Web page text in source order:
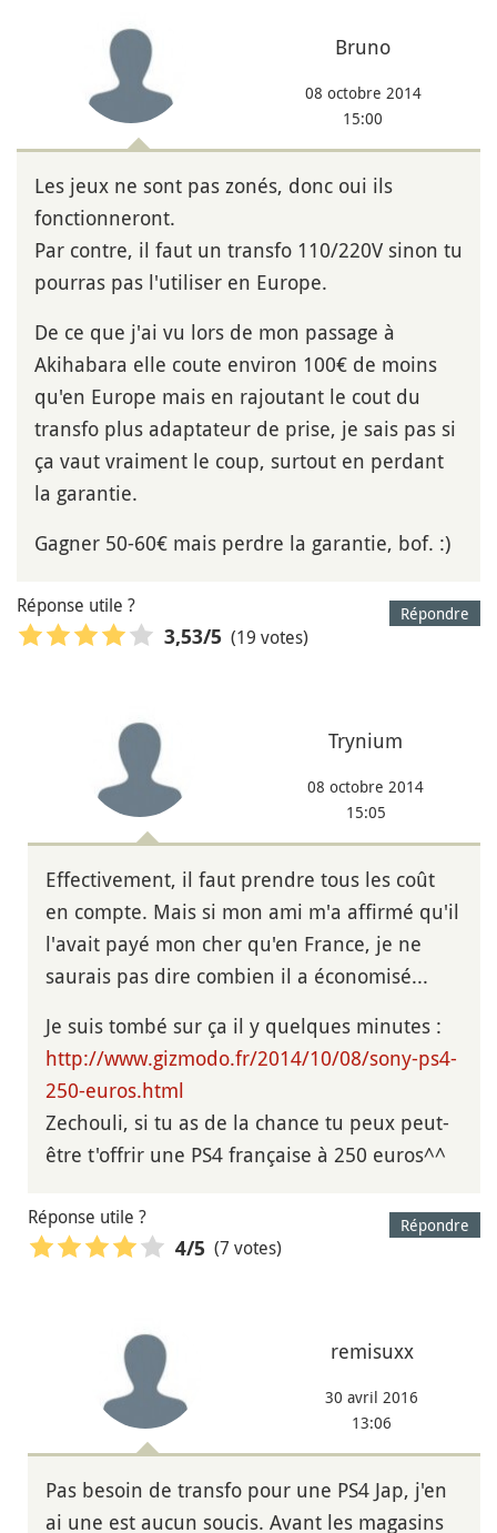
Bruno
08 octobre 2014
15:00
Les jeux ne sont pas zonés, donc oui ils
fonctionneront.
Par contre, il faut un transfo 110/220V sinon tu
pourras pas l'utiliser en Europe.
De ce que j'ai vu lors de mon passage à
Akihabara elle coute environ 100€ de moins
qu'en Europe mais en rajoutant le cout du
transfo plus adaptateur de prise, je sais pas si
ça vaut vraiment le coup, surtout en perdant
la garantie.
Gagner 50-60€ mais perdre la garantie, bof. :)
Répondre
Réponse utile ?
3,53/5 (19 votes)
Trynium
08 octobre 2014
15:05
Effectivement, il faut prendre tous les coût
en compte. Mais si mon ami m'a affirmé qu'il
l'avait payé mon cher qu'en France, je ne
saurais pas dire combien il a économisé...
Je suis tombé sur ça il y quelques minutes :
http://www.gizmodo.fr/2014/10/08/sony-ps4-
250-euros.html
Zechouli, si tu as de la chance tu peux peut-
être t'offrir une PS4 française à 250 euros^^
Répondre
Réponse utile ?
4/5 (7 votes)
remisuxx
30 avril 2016
13:06
Pas besoin de transfo pour une PS4 Jap, j'en
ai une est aucun soucis. Avant les magasins